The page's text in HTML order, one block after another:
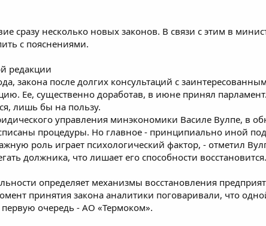
сразу несколько новых законов. В связи с этим в
с пояснениями.
редакции
закона после долгих консультаций с
Ее, существенно доработав, в июне принял
лишь бы на пользу.
управления минэкономики Василе Вулпе, в
процедуры. Но главное - принципиально иной
роль играет психологический фактор, - отметил
должника, что лишает его способности
определяет механизмы восстановления
принятия закона аналитики поговаривали, что
очередь - АО «Термоком».